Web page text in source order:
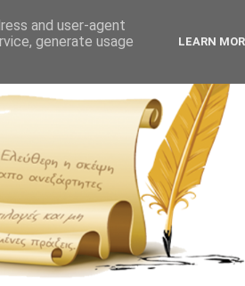
and user-agent
generate usage
LEARN